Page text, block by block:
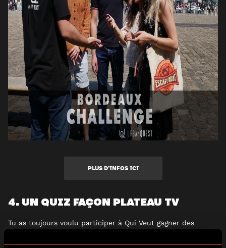
PLUS D’INFOS ICI
4. UN QUIZ FAÇON PLATEAU TV
Tu as toujours voulu participer à Qui Veut gagner des
milliers de téléspectateurs ? Viens alors taper du buzzer